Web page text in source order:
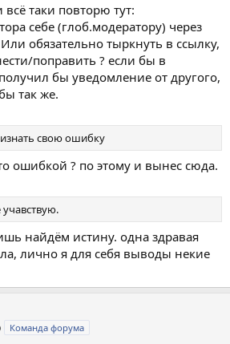
всё таки повторю тут:
себе (глоб.модератору) через
обязательно тыркнуть в ссылку,
поправить ? если бы в
бы уведомление от другого,
так же.
свою ошибку
ошибкой ? по этому и вынес сюда.
найдём истину. одна здравая
лично я для себя выводы некие
Команда форума